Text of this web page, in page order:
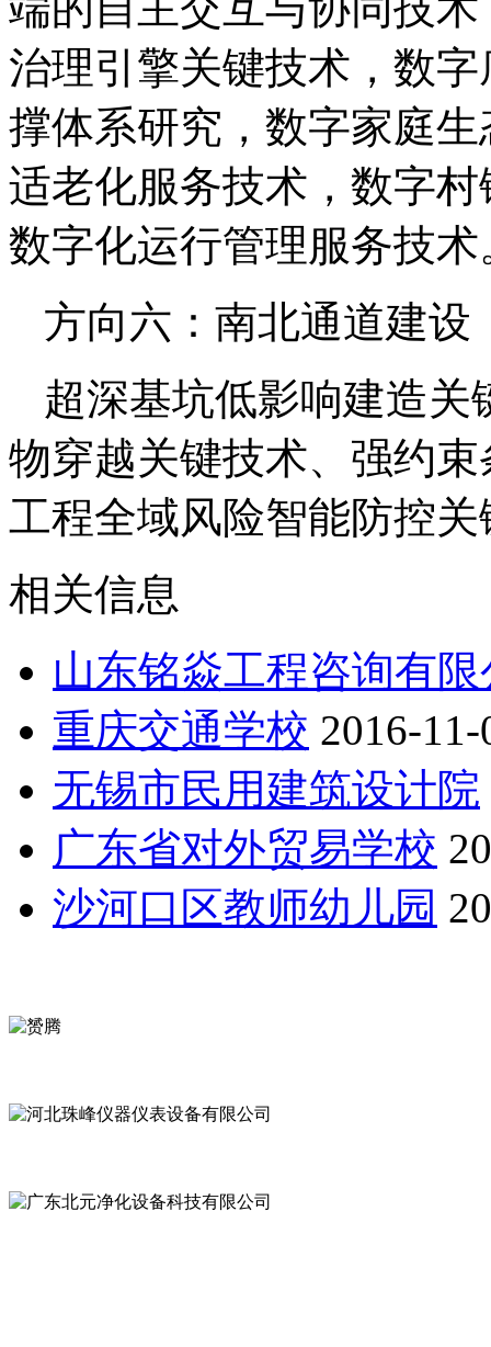
治理引擎关键技术，数
撑体系研究，数字家庭
适老化服务技术，数字
数字化运行管理服务技术
方向六：南北通道建设
超深基坑低影响建造
物穿越关键技术、强约
工程全域风险智能防控
相关信息
山东铭焱工程咨询有
重庆交通学校 2016-11-
无锡市民用建筑设计院
广东省对外贸易学校
沙河口区教师幼儿园